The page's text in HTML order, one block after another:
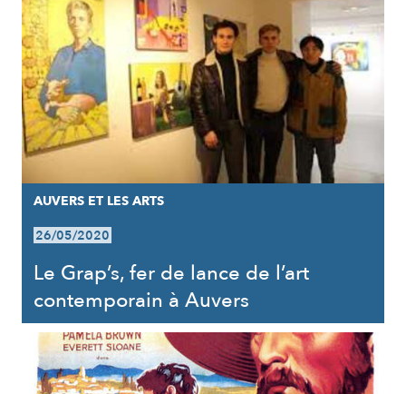
AUVERS ET LES ARTS
26/05/2020
Le Grap’s, fer de lance de l’art
contemporain à Auvers